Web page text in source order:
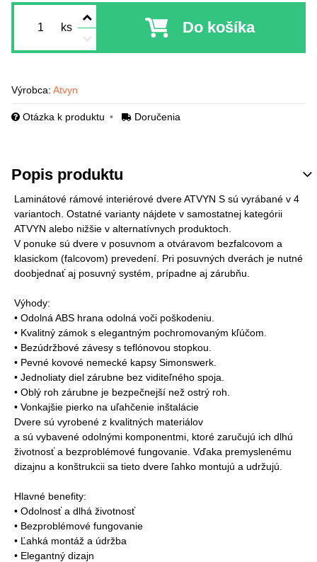
ks Do košíka
Výrobca: Atvyn
Otázka k produktu Doručenia
Popis produktu
Laminátové rámové interiérové dvere ATVYN S sú vyrábané v 4
variantoch. Ostatné varianty nájdete v samostatnej kategórii
ATVYN alebo nižšie v alternatívnych produktoch.
V ponuke sú dvere v posuvnom a otváravom bezfalcovom a
klasickom (falcovom) prevedení. Pri posuvných dverách je nutné
doobjednať aj posuvný systém, prípadne aj zárubňu.
Výhody:
• Odolná ABS hrana odolná voči poškodeniu.
• Kvalitný zámok s elegantným pochromovaným kľúčom.
• Bezúdržbové závesy s teflónovou stopkou.
• Pevné kovové nemecké kapsy Simonswerk.
• Jednoliaty diel zárubne bez viditeľného spoja.
• Oblý roh zárubne je bezpečnejší než ostrý roh.
• Vonkajšie pierko na uľahčenie inštalácie
Dvere sú vyrobené z kvalitných materiálov
a sú vybavené odolnými komponentmi, ktoré zaručujú ich dlhú
životnosť a bezproblémové fungovanie. Vďaka premyslenému
dizajnu a konštrukcii sa tieto dvere ľahko montujú a udržujú.
Hlavné benefity:
• Odolnosť a dlhá životnosť
• Bezproblémové fungovanie
• Ľahká montáž a údržba
• Elegantný dizajn